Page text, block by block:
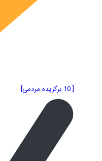
[ 10 برگزیده مردمی]